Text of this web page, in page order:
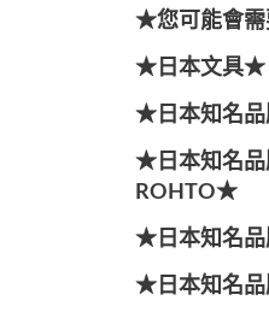
★您可能會
★日本文具★
★日本知名
★日本知名品
ROHTO★
★日本知名
★日本知名